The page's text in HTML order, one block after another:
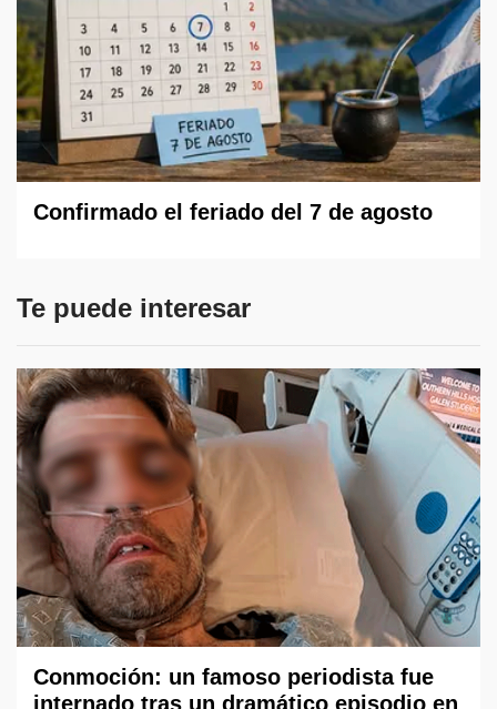
Confirmado el feriado del 7 de agosto
Te puede interesar
Conmoción: un famoso periodista fue
internado tras un dramático episodio en